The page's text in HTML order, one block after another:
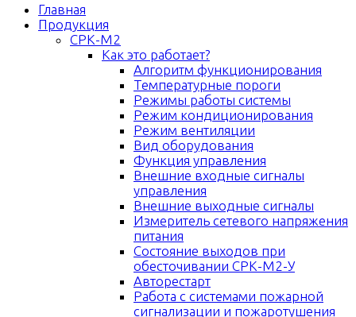
Главная
Продукция
СРК-М2
Как это работает?
Алгоритм функционирования
Температурные пороги
Режимы работы системы
Режим кондиционирования
Режим вентиляции
Вид оборудования
Функция управления
Внешние входные сигналы
управления
Внешние выходные сигналы
Измеритель сетевого напряжения
питания
Состояние выходов при
обесточивании СРК-М2-У
Авторестарт
Работа с системами пожарной
сигнализации и пожаротушения